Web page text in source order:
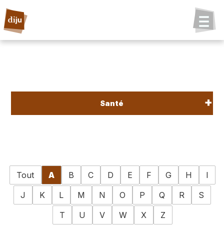
Santé
Tout A B C D E F G H
I
J
K L M N O P Q R
S
T
U V W X Z